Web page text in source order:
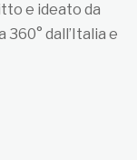
e ideato da
dall’Italia e